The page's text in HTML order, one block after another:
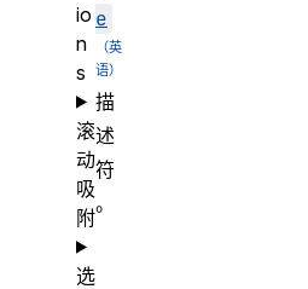
e
描
述
符
。
io
n
s
滚
动
吸
附
选